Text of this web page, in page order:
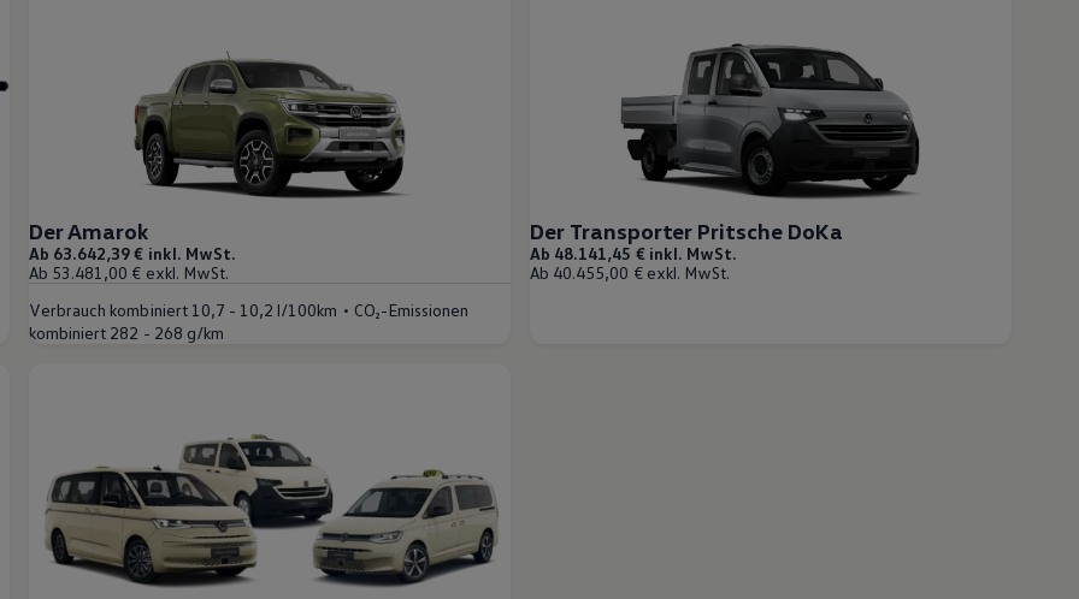
Der Amarok
Ab 63.642,39 € inkl. MwSt.
Ab 53.481,00 € exkl. MwSt.
Verbrauch kombiniert 10,7 - 10,2 l/100km • CO₂-Emissionen
kombiniert 282 - 268 g/km
Der Transporter Pritsche DoKa
Ab 48.141,45 € inkl. MwSt.
Ab 40.455,00 € exkl. MwSt.